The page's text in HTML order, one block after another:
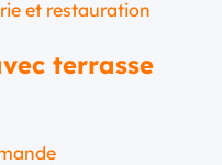
et restauration
terrasse